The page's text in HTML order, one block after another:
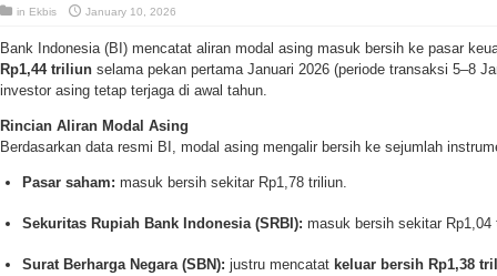
in Ekbis January 10, 2026
Bank Indonesia (BI) mencatat aliran modal asing masuk bersih ke pasar
Rp1,44 triliun selama pekan pertama Januari 2026 (periode transaksi 5–8
investor asing tetap terjaga di awal tahun.
Rincian Aliran Modal Asing
Berdasarkan data resmi BI, modal asing mengalir bersih ke sejumlah
Pasar saham: masuk bersih sekitar Rp1,78 triliun.
Sekuritas Rupiah Bank Indonesia (SRBI): masuk bersih sekitar Rp1,04
Surat Berharga Negara (SBN): justru mencatat keluar bersih Rp1,38